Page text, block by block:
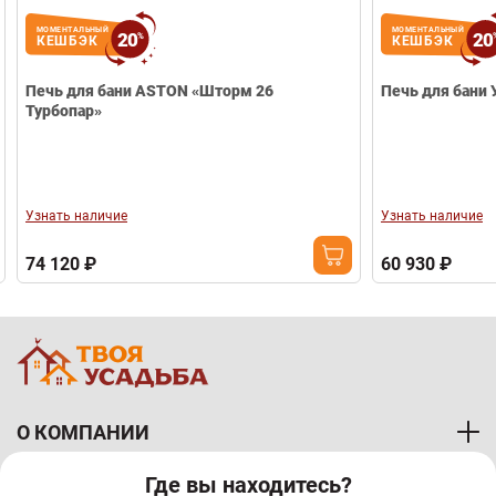
Где вы находитесь?
МОМЕНТАЛЬНЫЙ
КЕШБЭК 20%
Печь для бани ASTON «Шторм 26
Турбопар»
Узнать наличие
74 120 ₽
МОМЕНТАЛЬНЫЙ
КЕШБЭК 20
Печь для бани
Узнать наличие
60 930 ₽
О КОМПАНИИ
ПОКУПАТЕЛЯМ